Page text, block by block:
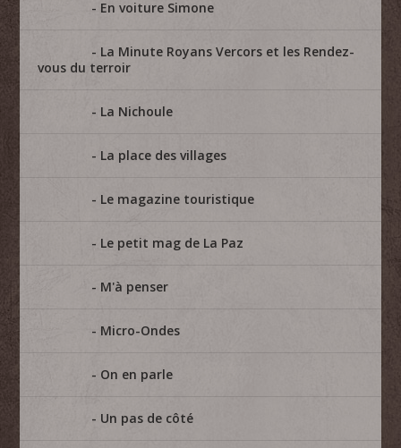
En voiture Simone
La Minute Royans Vercors et les Rendez-
vous du terroir
La Nichoule
La place des villages
Le magazine touristique
Le petit mag de La Paz
M'à penser
Micro-Ondes
On en parle
Un pas de côté